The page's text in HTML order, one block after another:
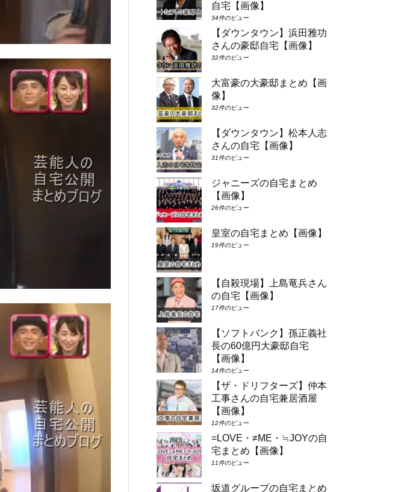
自宅【画像】
34件のビュー
【ダウンタウン】浜田雅功
さんの豪邸自宅【画像】
32件のビュー
大富豪の大豪邸まとめ【画
像】
32件のビュー
【ダウンタウン】松本人志
さんの自宅【画像】
31件のビュー
ジャニーズの自宅まとめ
【画像】
26件のビュー
皇室の自宅まとめ【画像】
19件のビュー
【自殺現場】上島竜兵さん
の自宅【画像】
17件のビュー
【ソフトバンク】孫正義社
長の60億円大豪邸自宅
【画像】
14件のビュー
【ザ・ドリフターズ】仲本
工事さんの自宅兼居酒屋
【画像】
12件のビュー
=LOVE・≠ME・≒JOYの自
宅まとめ【画像】
11件のビュー
坂道グループの自宅まとめ